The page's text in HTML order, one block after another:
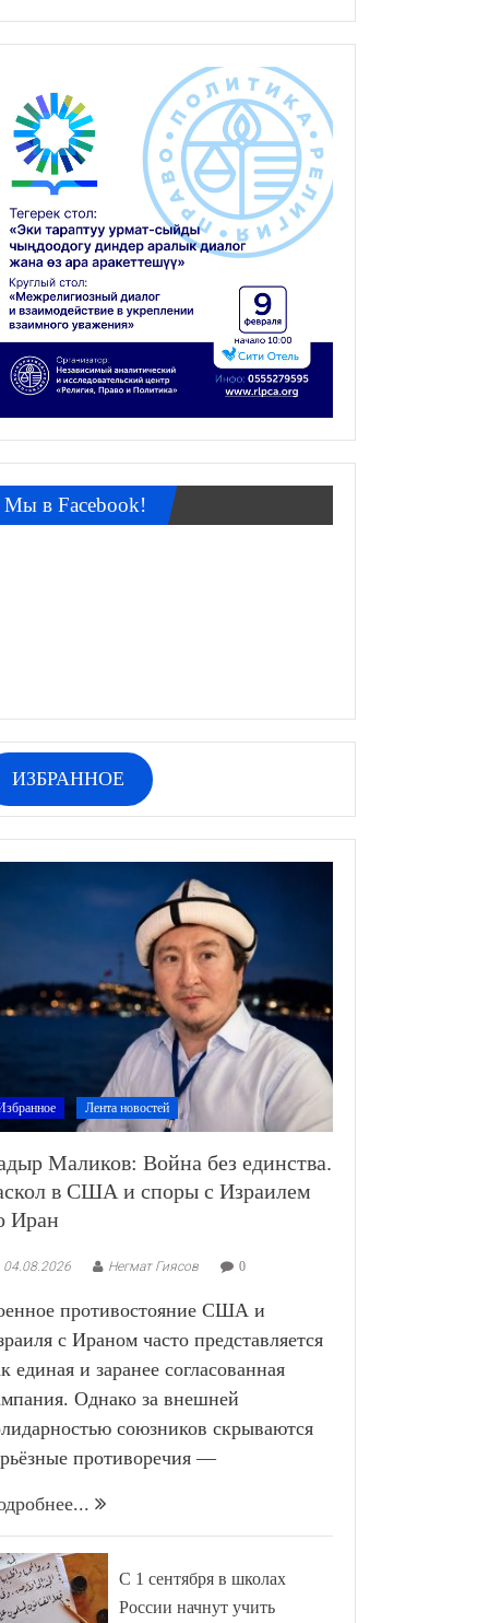
Мы в Facebook!
ИЗБРАННОЕ
Лента новостей
Маликов: Война без единства.
в США и споры с Израилем
Иран
04.08.2026 Негмат Гиясов 0
противостояние США и
с Ираном часто представляется
единая и заранее согласованная
Однако за внешней
союзников скрываются
противоречия —
С 1 сентября в школах
России начнут учить